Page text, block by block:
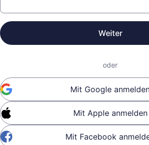
Weiter
oder
Mit Google
Mit Apple anmelden
Mit Facebook